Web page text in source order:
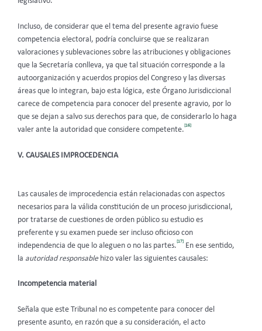
Incluso, de considerar que el tema del presente agravio fuese
competencia electoral, podría concluirse que se realizaran
valoraciones y sublevaciones sobre las atribuciones y obligaciones
que la Secretaría conlleva, ya que tal situación corresponde a la
autoorganización y acuerdos propios del Congreso y las diversas
áreas que lo integran, bajo esta lógica, este Órgano Jurisdiccional
carece de competencia para conocer del presente agravio, por lo
que se dejan a salvo sus derechos para que, de considerarlo lo haga
valer ante la autoridad que considere competente.
[16]
V. CAUSALES IMPROCEDENCIA
Las causales de improcedencia están relacionadas con aspectos
necesarios para la válida constitución de un proceso jurisdiccional,
por tratarse de cuestiones de orden público su estudio es
preferente y su examen puede ser incluso oficioso con
independencia de que lo aleguen o no las partes.
[17]
En ese sentido,
la autoridad responsable hizo valer las siguientes causales:
Incompetencia material
Señala que este Tribunal no es competente para conocer del
presente asunto, en razón que a su consideración, el acto